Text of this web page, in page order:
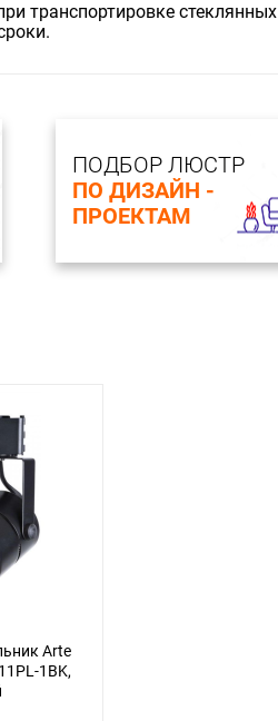
транспортировке стеклянных
ПОДБОР ЛЮСТР
ПО ДИЗАЙН -
ПРОЕКТАМ
Arte
1BK,